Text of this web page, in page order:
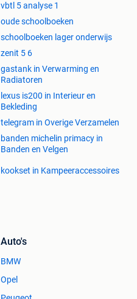
vbtl 5 analyse 1
oude schoolboeken
schoolboeken lager onderwijs
zenit 5 6
gastank in Verwarming en
Radiatoren
lexus is200 in Interieur en
Bekleding
telegram in Overige Verzamelen
banden michelin primacy in
Banden en Velgen
kookset in Kampeeraccessoires
Auto's
BMW
Opel